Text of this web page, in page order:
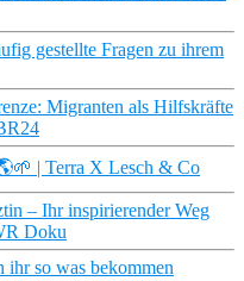
gestellte Fragen zu ihrem
Migranten als Hilfskräfte
| Terra X Lesch & Co
– Ihr inspirierender Weg
Doku
ihr so was bekommen